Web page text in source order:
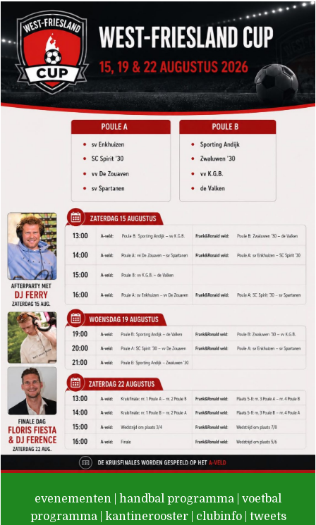
De Valken
evenementen handbal programma
voetbal
programma
kantinerooster clubinfo tweets